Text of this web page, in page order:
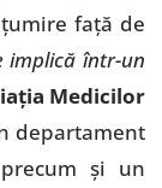
faţă de
implică într-un
Medicilor
departament
şi un